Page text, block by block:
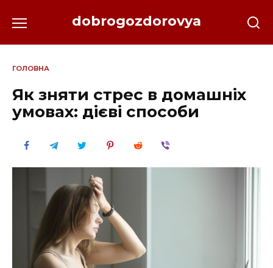
до
dobrogozdorovya
ГОЛОВНА
Як зняти стрес в домашніх
умовах: дієві способи